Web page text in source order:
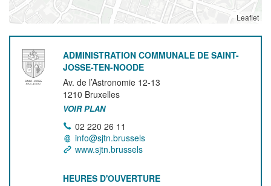
Leaflet
ADMINISTRATION COMMUNALE DE SAINT-
JOSSE-TEN-NOODE
Av. de l’Astronomie 12-13
1210 Bruxelles
VOIR PLAN
02 220 26 11
info@sjtn.brussels
www.sjtn.brussels
HEURES D'OUVERTURE